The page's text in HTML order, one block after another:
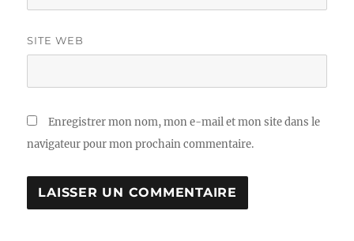
SITE WEB
Enregistrer mon nom, mon e-mail et mon site dans le
navigateur pour mon prochain commentaire.